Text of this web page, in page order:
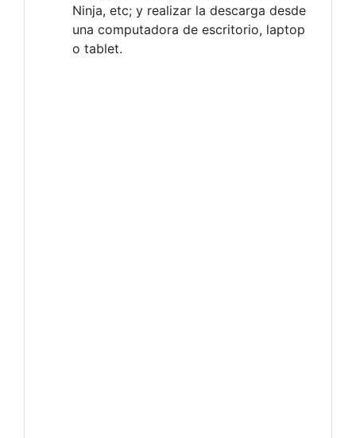
Ninja, etc; y realizar la descarga desde
una computadora de escritorio, laptop
o tablet.